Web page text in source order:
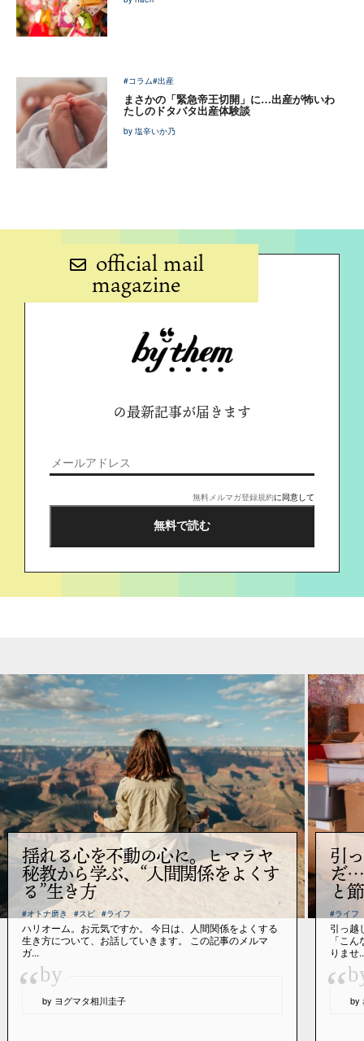
#コラム#出産
まさかの「緊急帝王切開」に…出産が怖いわ
たしのドタバタ出産体験談
by 塩辛いか乃
official mail
magazine
の最新記事が届きます
無料メルマガ登録規約に同意して
揺れる心を不動の心に。ヒマラヤ
秘教から学ぶ、“人間関係をよくす
る”生き方
#オトナ磨き #スピ #ライフ
ハリオーム。お元気ですか。 今日は、人間関係をよくする
生き方について、お話していきます。 この記事のメルマ
ガ...
“by
by ヨグマタ相川圭子
引
だ…
と
#ライフ
引っ越
「こ
りませ
“ by